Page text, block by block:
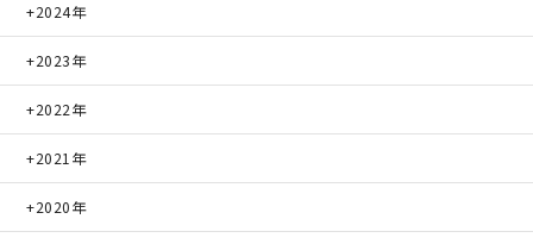
頑丈で長持ちの外壁
2030年の省エネ基準住宅
100年点検住宅
快適な室内環境へのこだわり
2024年
2023年
2022年
2021年
2020年